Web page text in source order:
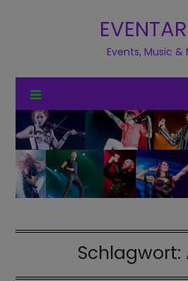
Events, Music &
Schlagwort: